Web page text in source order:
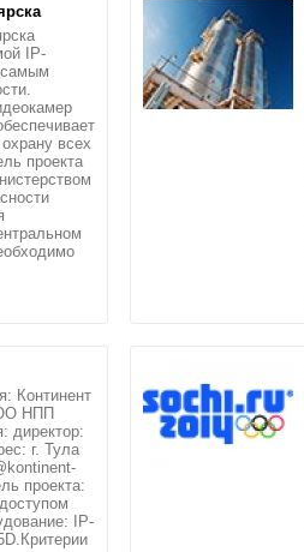
IP-
всех
проекта
Континент
НПП
директор:
г. Тула
проекта:
IP-